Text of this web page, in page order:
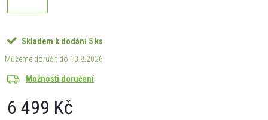
Skladem k dodání 5 ks
13.8.2026
Možnosti doručení
6 499 Kč